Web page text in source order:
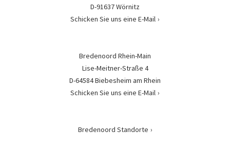
D-91637 Wörnitz
Schicken Sie uns eine E-Mail
Bredenoord Rhein-Main
Lise-Meitner-Straße 4
D-64584 Biebesheim am Rhein
Schicken Sie uns eine E-Mail
Bredenoord Standorte